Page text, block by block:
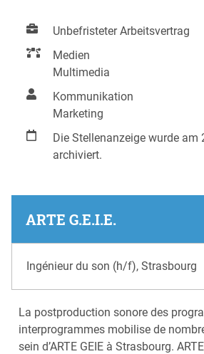
Unbefristeter Arbeitsvertrag
Medien
Multimedia
Kommunikation
Marketing
Die Stellenanzeige wurde
archiviert.
ARTE G.E.I.E.
Ingénieur du son (h/f), Strasbourg
La postproduction sonore des
interprogrammes mobilise de
sein d’ARTE GEIE à Strasbourg.